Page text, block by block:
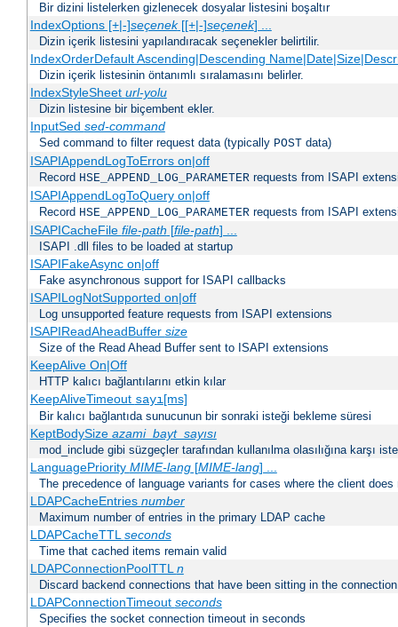
Bir dizini listelerken gizlenecek dosyalar listesini boşaltır
IndexOptions [+|-]seçenek[[+|-]seçenek] ...
Dizin içerik listesini yapılandıracak seçenekler belirtilir.
IndexOrderDefault Ascending|Descending
Dizin içerik listesinin öntanımlı sıralamasını belirler.
IndexStyleSheet url-yolu
Dizin listesine bir biçembent ekler.
InputSed sed-command
Sed command to filter request data (typically POST data)
ISAPIAppendLogToErrors on|off
Record HSE_APPEND_LOG_PARAMETER requests from ISAPI
ISAPIAppendLogToQuery on|off
Record HSE_APPEND_LOG_PARAMETER requests from ISAPI
ISAPICacheFile file-path [file-path] ...
ISAPI .dll files to be loaded at startup
ISAPIFakeAsync on|off
Fake asynchronous support for ISAPI callbacks
ISAPILogNotSupported on|off
Log unsupported feature requests from ISAPI extensions
ISAPIReadAheadBuffer size
Size of the Read Ahead Buffer sent to ISAPI extensions
KeepAlive On|Off
HTTP kalıcı bağlantılarını etkin kılar
KeepAliveTimeout sayı[ms]
Bir kalıcı bağlantıda sunucunun bir sonraki isteği bekleme süresi
KeptBodySize azami_bayt_sayısı
mod_include gibi süzgeçler tarafından kullanılma olasılığına karşı
LanguagePriority MIME-lang[MIME-lang] ...
The precedence of language variants for cases where the client
LDAPCacheEntries number
Maximum number of entries in the primary LDAP cache
LDAPCacheTTLseconds
Time that cached items remain valid
LDAPConnectionPoolTTLn
Discard backend connections that have been sitting in the
LDAPConnectionTimeout seconds
Specifies the socket connection timeout in seconds